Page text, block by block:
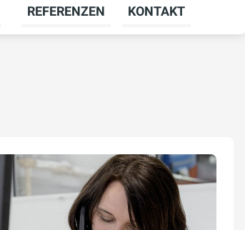
umschalten
Untermenü für UNTERNEHMEN
REFERENZEN KONTAKT